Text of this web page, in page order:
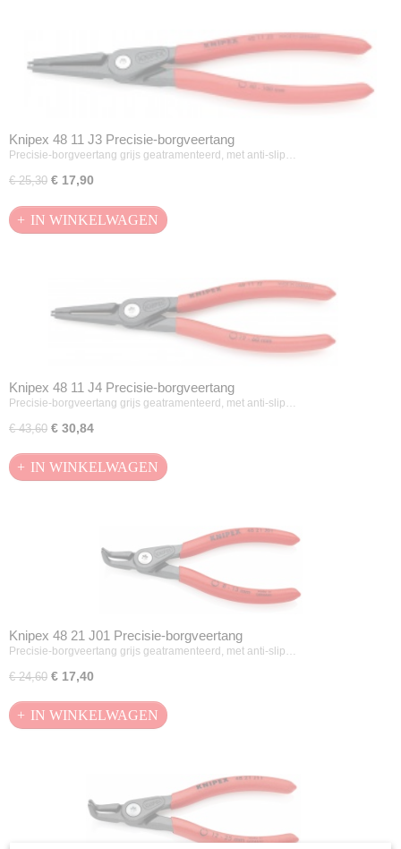
Knipex 48 11 J3 Precisie-borgveertang
Precisie-borgveertang grijs geatramenteerd, met anti-slip…
€ 25,30 € 17,90
IN WINKELWAGEN
Knipex 48 11 J4 Precisie-borgveertang
Precisie-borgveertang grijs geatramenteerd, met anti-slip…
€ 43,60 € 30,84
IN WINKELWAGEN
Knipex 48 21 J01 Precisie-borgveertang
Precisie-borgveertang grijs geatramenteerd, met anti-slip…
€ 24,60 € 17,40
IN WINKELWAGEN